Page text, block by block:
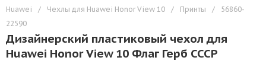
Huawei
/ Чехлы для Huawei Honor View 10 / Принты /
56860-
22590
Дизайнерский пластиковый чехол для
Huawei Honor View 10 Флаг Герб СССР